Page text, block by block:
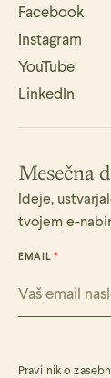
Facebook
Instagram
YouTube
LinkedIn
Mesečna
Ideje,
tvojem e-
EMAIL
Pravilnik o